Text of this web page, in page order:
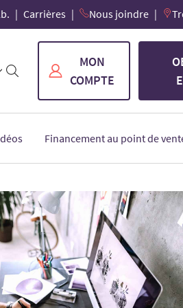
Carrières Nous joindre
MON
COMPTE
Financement au point de